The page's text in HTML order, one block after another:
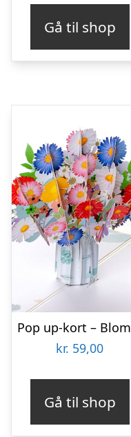
Gå til shop
kr. 59,00
Gå til shop